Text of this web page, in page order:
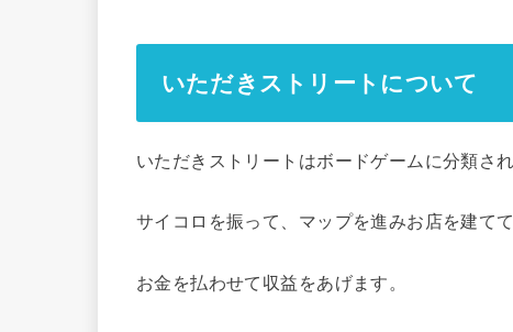
いただきストリートについて
いただきストリートはボードゲームに分類され
サイコロを振って、マップを進みお店を建て
お金を払わせて収益をあげます。